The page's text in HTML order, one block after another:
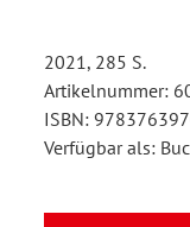
2021, 285 S.
Artikelnummer:
ISBN:
Verfügbar als: